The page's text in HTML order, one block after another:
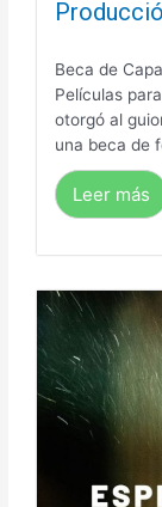
Beca de
Películas
otorgó al
una beca de
Leer más